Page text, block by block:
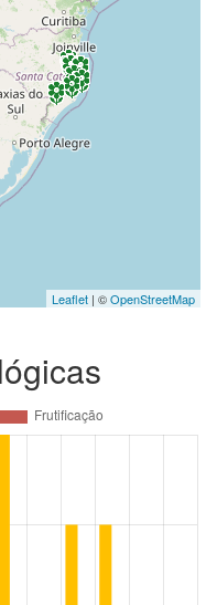
Leaflet | ©OpenStreetMap